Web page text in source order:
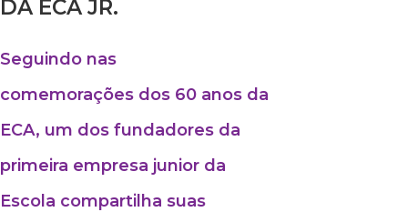
DA ECA JR.
Seguindo nas
comemorações dos 60 anos da
ECA, um dos fundadores da
primeira empresa junior da
Escola compartilha suas